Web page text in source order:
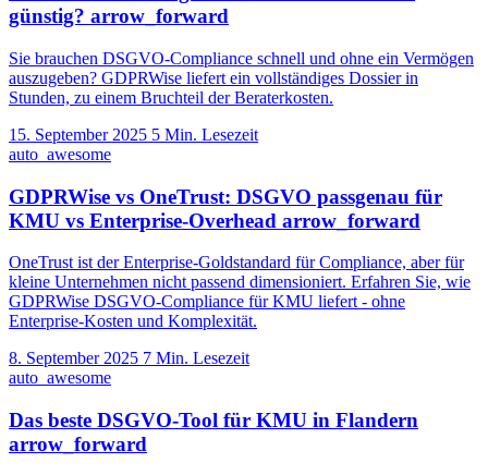
günstig? arrow_forward
Sie brauchen DSGVO-Compliance schnell und ohne ein Vermögen
auszugeben? GDPRWise liefert ein vollständiges Dossier in
Stunden, zu einem Bruchteil der Beraterkosten.
15. September 2025 5 Min. Lesezeit
auto_awesome
GDPRWise vs OneTrust: DSGVO passgenau für
KMU vs Enterprise-Overhead arrow_forward
OneTrust ist der Enterprise-Goldstandard für Compliance, aber für
kleine Unternehmen nicht passend dimensioniert. Erfahren Sie, wie
GDPRWise DSGVO-Compliance für KMU liefert - ohne
Enterprise-Kosten und Komplexität.
8. September 2025 7 Min. Lesezeit
auto_awesome
Das beste DSGVO-Tool für KMU in Flandern
arrow_forward